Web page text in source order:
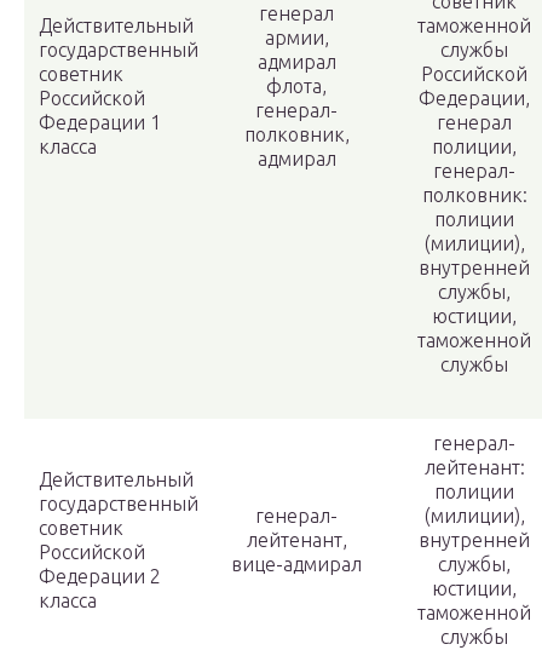
Действительный
государственный
советник
Российской
Федерации 1
класса
генерал
армии,
адмирал
флота,
генерал-
полковник,
адмирал
таможенной
службы
Российской
Федерации,
генерал
полиции,
генерал-
полковник:
полиции
(милиции),
внутренней
службы,
юстиции,
таможенной
службы
Действительный
государственный
советник
Российской
Федерации 2
класса
генерал-
лейтенант,
вице-адмирал
генерал-
лейтенант:
полиции
(милиции),
внутренней
службы,
юстиции,
таможенной
службы